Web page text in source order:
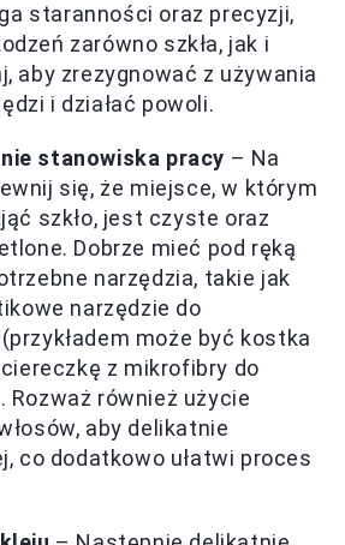
staranności oraz precyzji,
zarówno szkła, jak i
aby zrezygnować z używania
i działać powoli.
stanowiska pracy – Na
się, że miejsce, w którym
szkło, jest czyste oraz
Dobrze mieć pod ręką
narzędzia, takie jak
narzędzie do
może być kostka
z mikrofibry do
Rozważ również użycie
aby delikatnie
co dodatkowo ułatwi proces